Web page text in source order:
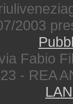
2003
Fabio
- REA